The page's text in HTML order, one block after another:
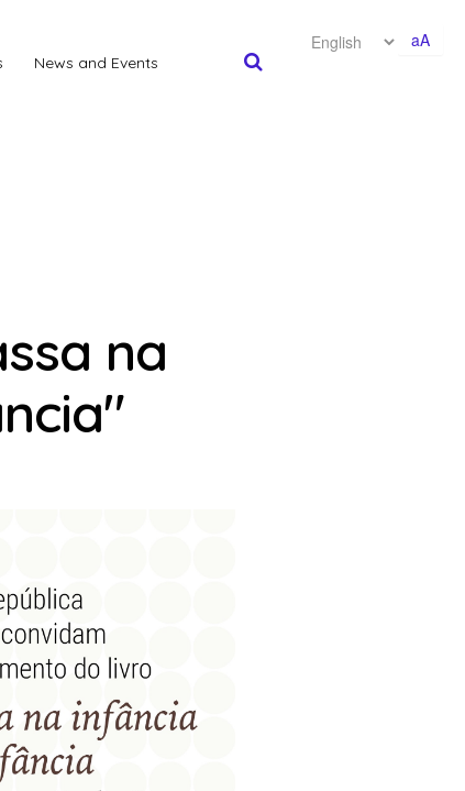
News and Events
aA
na